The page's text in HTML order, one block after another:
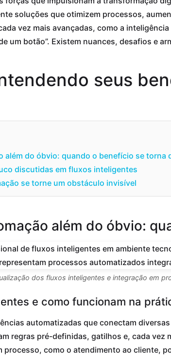
soluções que otimizem processos,
vez mais avançadas, como a
um botão”. Existem nuances, desafios e
seus
além do óbvio: quando o benefício se torna
discutidas em fluxos inteligentes
se torne um obstáculo invisível
além do óbvio:
dos fluxos inteligentes e integração em
e como funcionam na
automatizadas que conectam
regras pré-definidas, gatilhos e, cada
processo, como o atendimento ao cliente,